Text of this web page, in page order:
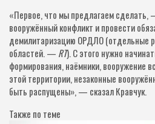
«Первое, что мы предлагаем сделать,
вооружённый конфликт и провести
демилитаризацию ОРДЛО (отдельные
областей. — RT). С этого нужно
формирования, наёмники, вооружение
этой территории, незаконные
быть распущены», — сказал Кравчук.
Также по теме